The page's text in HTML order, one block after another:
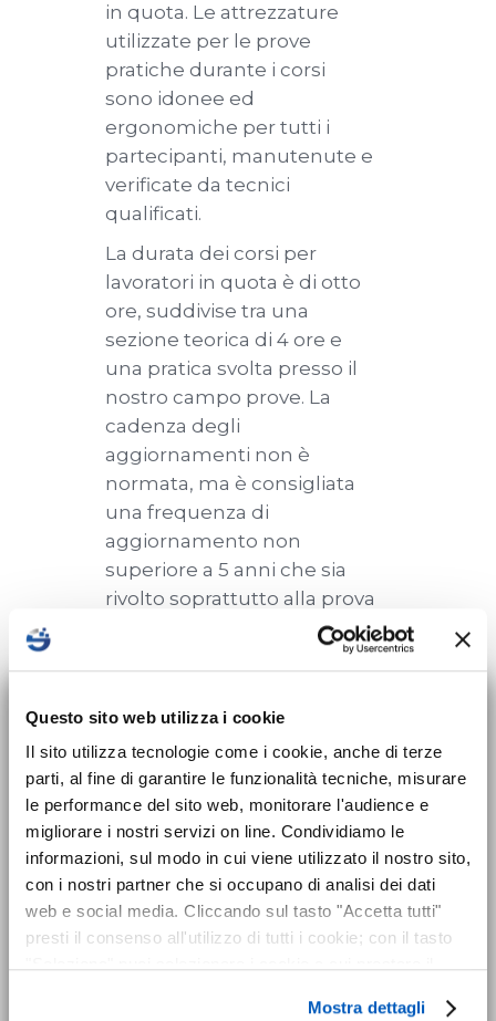
Questo sito web utilizza i cookie
Il sito utilizza tecnologie come i cookie, anche di terze
parti, al fine di garantire le funzionalità tecniche, misurare
le performance del sito web, monitorare l'audience e
migliorare i nostri servizi on line. Condividiamo le
informazioni, sul modo in cui viene utilizzato il nostro sito,
con i nostri partner che si occupano di analisi dei dati
web e social media. Cliccando sul tasto "Accetta tutti"
presti il consenso all'utilizzo di tutti i cookie; con il tasto
Mostra dettagli
in quota. Le attrezzature
utilizzate per le prove
pratiche durante i corsi
sono idonee ed
ergonomiche per tutti i
partecipanti, manutenute e
verificate da tecnici
qualificati.
La durata dei corsi per
lavoratori in quota è di otto
ore, suddivise tra una
sezione teorica di 4 ore e
una pratica svolta presso il
nostro campo prove. La
cadenza degli
aggiornamenti non è
normata, ma è consigliata
una frequenza di
aggiornamento non
superiore a 5 anni che sia
rivolto soprattutto alla prova
Programma del corso:
caso di caduta di un
operatore;
– Verifica e manutenzione
dei D.P.I.;
– Presa visione ed
addestramento all’uso dei
D.P.I. anti caduta;
– Esercitazione di differenti
Nuovo corso sulla
sicurezza per Datori
di Lavoro disponibile!
Dal 24 maggio 2025 entra in vigore
l’obbligo formativo previsto dal nuovo
Accordo Stato-Regioni 2025 che introduce
il corso di formazione sicurezzaper tutti i
datori di lavoro. I datori di lavoro già in
carica al momento dell’entrata in vigore